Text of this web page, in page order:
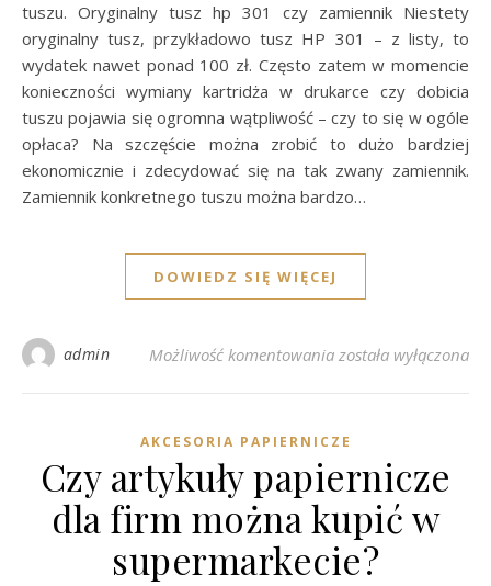
tuszu. Oryginalny tusz hp 301 czy zamiennik Niestety
oryginalny tusz, przykładowo tusz HP 301 – z listy, to
wydatek nawet ponad 100 zł. Często zatem w momencie
konieczności wymiany kartridża w drukarce czy dobicia
tuszu pojawia się ogromna wątpliwość – czy to się w ogóle
opłaca? Na szczęście można zrobić to dużo bardziej
ekonomicznie i zdecydować się na tak zwany zamiennik.
Zamiennik konkretnego tuszu można bardzo…
DOWIEDZ SIĘ WIĘCEJ
admin Możliwość komentowania Tusz oryginalny czy
została wyłączona
AKCESORIA PAPIERNICZE
Czy artykuły papiernicze
dla firm można kupić w
supermarkecie?